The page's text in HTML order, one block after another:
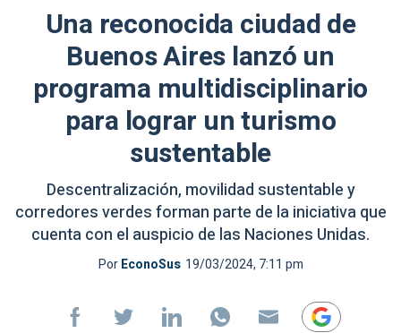
Una reconocida ciudad de
Buenos Aires lanzó un
programa multidisciplinario
para lograr un turismo
sustentable
Descentralización, movilidad sustentable y
corredores verdes forman parte de la iniciativa que
cuenta con el auspicio de las Naciones Unidas.
PorEconoSus 19/03/2024, 7:11 pm